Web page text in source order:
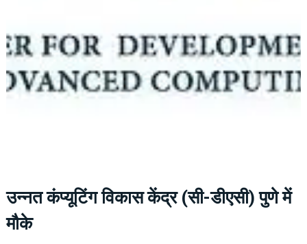
उन्नत कंप्यूटिंग विकास केंद्र (सी-डीएसी) पुणे में
मौके